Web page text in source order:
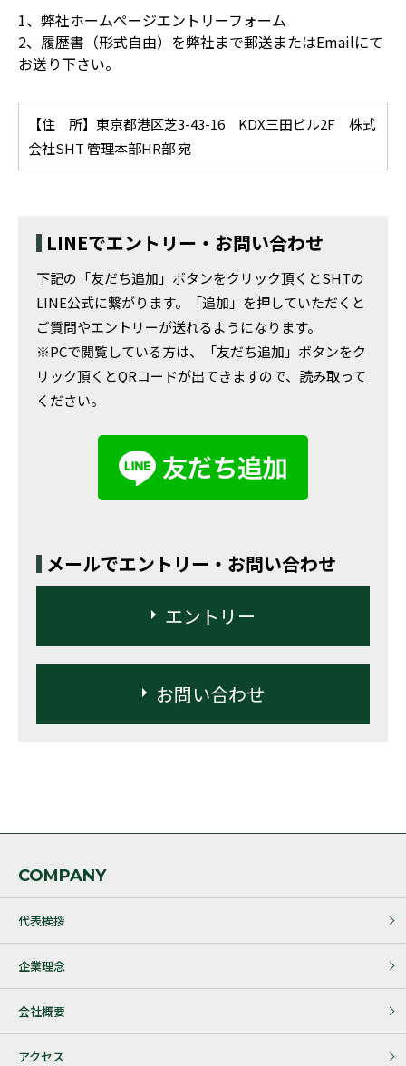
1、弊社ホームページエントリーフォーム
2、履歴書（形式自由）を弊社まで郵送またはEmailにて
お送り下さい。
【住 所】東京都港区芝3-43-16 KDX三田ビル2F 株式
会社SHT 管理本部HR部 宛
LINEでエントリー・お問い合わせ
下記の「友だち追加」ボタンをクリック頂くとSHTの
LINE公式に繋がります。「追加」を押していただくと
ご質問やエントリーが送れるようになります。
※PCで閲覧している方は、「友だち追加」ボタンをク
リック頂くとQRコードが出てきますので、読み取って
ください。
メールでエントリー・お問い合わせ
エントリー
お問い合わせ
COMPANY
代表挨拶
企業理念
会社概要
アクセス